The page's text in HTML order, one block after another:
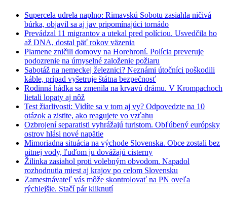
Supercela udrela naplno: Rimavskú Sobotu zasiahla ničivá
búrka, objavil sa aj jav pripomínajúci tornádo
Prevádzal 11 migrantov a utekal pred políciou. Usvedčila ho
až DNA, dostal päť rokov väzenia
Plamene zničili domovy na Horehroní. Polícia preveruje
podozrenie na úmyselné založenie požiaru
Sabotáž na nemeckej železnici? Neznámi útočníci poškodili
káble, prípad vyšetruje štátna bezpečnosť
Rodinná hádka sa zmenila na krvavú drámu. V Krompachoch
lietali lopaty aj nôž
Test žiarlivosti: Vidíte sa v tom aj vy? Odpovedzte na 10
otázok a zistite, ako reagujete vo vzťahu
Ozbrojení separatisti vyhrážajú turistom. Obľúbený európsky
ostrov hlási nové napätie
Mimoriadna situácia na východe Slovenska. Obce zostali bez
pitnej vody, ľuďom ju dovážajú cisterny
Žilinka zasiahol proti volebným obvodom. Napadol
rozhodnutia miest aj krajov po celom Slovensku
Zamestnávateľ vás môže skontrolovať na PN oveľa
rýchlejšie. Stačí pár kliknutí